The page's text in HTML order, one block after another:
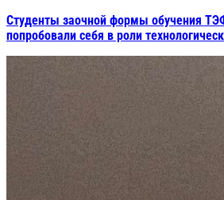
Студенты заочной формы обучения
попробовали себя в роли